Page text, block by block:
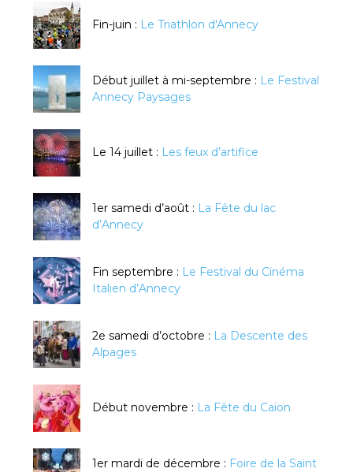
Fin-juin : Le Triathlon d'Annecy
Début juillet à mi-septembre : Le Festival
Annecy Paysages
Le 14 juillet : Les feux d’artifice
1er samedi d’août : La Fête du lac
d’Annecy
Fin septembre : Le Festival du Cinéma
Italien d’Annecy
2e samedi d’octobre : La Descente des
Alpages
Début novembre : La Fête du Caïon
1er mardi de décembre : Foire de la Saint